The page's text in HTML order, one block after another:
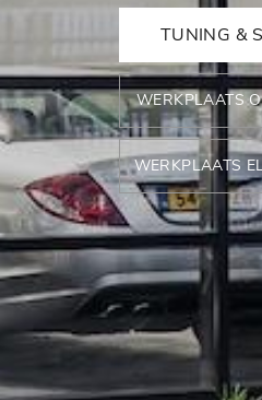
TUNING &
WERKPLAATS
WERKPLAATS